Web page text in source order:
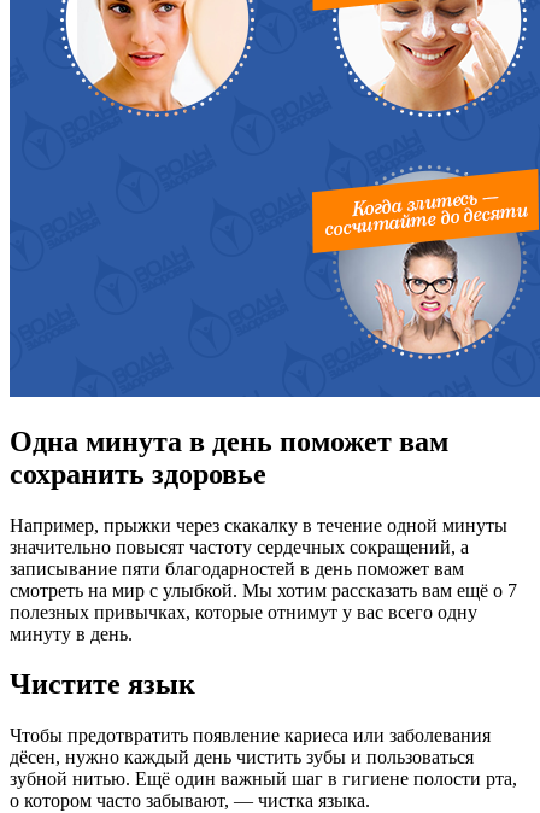
Одна минута в день поможет вам
сохранить здоровье
Например, прыжки через скакалку в течение одной минуты
значительно повысят частоту сердечных сокращений, а
записывание пяти благодарностей в день поможет вам
смотреть на мир с улыбкой. Мы хотим рассказать вам ещё о 7
полезных привычках, которые отнимут у вас всего одну
минуту в день.
Чистите язык
Чтобы предотвратить появление кариеса или заболевания
дёсен, нужно каждый день чистить зубы и пользоваться
зубной нитью. Ещё один важный шаг в гигиене полости рта,
о котором часто забывают, — чистка языка.